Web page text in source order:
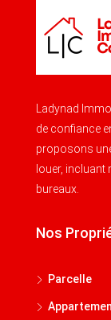
Ladynad
de confiance
proposons
louer,
bureaux.
Nos
Parcelle